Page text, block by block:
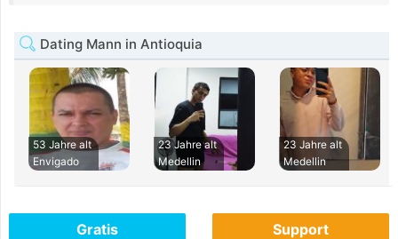
Dating Mann in Antioquia
53 Jahre alt
Envigado
23 Jahre alt
Medellin
23 Jahre alt
Medellin
Gratis Support